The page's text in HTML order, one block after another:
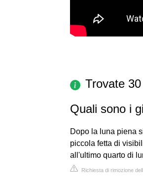
Trovate
Quali sono i
Dopo la luna piena
piccola fetta di
all'ultimo quarto di
Richiesta di rimozione